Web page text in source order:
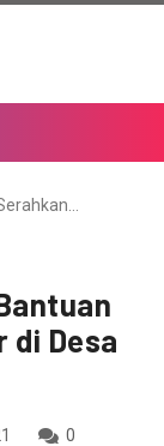
di Desa
0